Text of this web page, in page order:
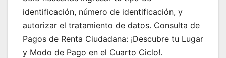
identificación, número de identificación, y
autorizar el tratamiento de datos. Consulta de
Pagos de Renta Ciudadana: ¡Descubre tu Lugar
y Modo de Pago en el Cuarto Ciclo!.